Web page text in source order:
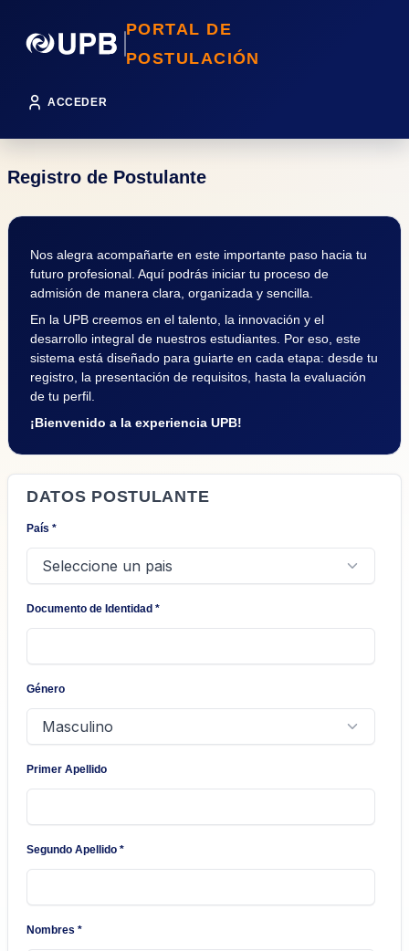
PORTAL DE
POSTULACIÓN
ACCEDER
Registro de Postulante
Nos alegra acompañarte en este importante paso hacia tu
futuro profesional. Aquí podrás iniciar tu proceso de
admisión de manera clara, organizada y sencilla.
En la UPB creemos en el talento, la innovación y el
desarrollo integral de nuestros estudiantes. Por eso, este
sistema está diseñado para guiarte en cada etapa: desde tu
registro, la presentación de requisitos, hasta la evaluación
de tu perfil.
¡Bienvenido a la experiencia UPB!
DATOS POSTULANTE
País *
Documento de Identidad *
Género
Primer Apellido
Segundo Apellido *
Nombres *